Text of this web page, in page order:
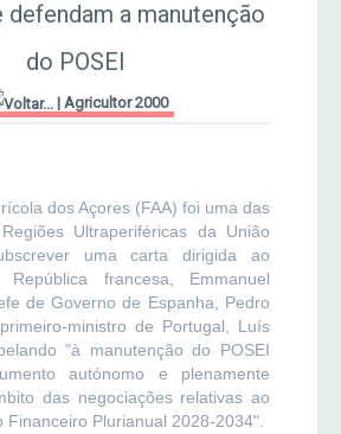
Publicações AASM
AGRÍCOLA DE SANTANA
defendam a manutenção
do POSEI
| Agricultor 2000
dos Açores (FAA) foi uma das
Ultraperiféricas da União
uma carta dirigida ao
francesa, Emmanuel
de Governo de Espanha, Pedro
ministro de Portugal, Luís
"à manutenção do POSEI
autónomo e plenamente
das negociações relativas ao
Financeiro Plurianual 2028-2034".